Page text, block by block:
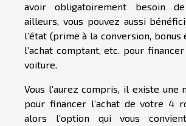
avoir obligatoirement besoin
ailleurs, vous pouvez aussi
l’état (prime à la conversion, bonus
l’achat comptant, etc. pour
voiture.
Vous l’aurez compris, il existe une
pour financer l’achat de votre 4
alors l’option qui vous